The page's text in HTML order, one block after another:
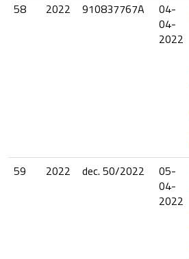
58
2022 910837767A
04-
04-
2022
59
2022 dec. 50/2022
05-
04-
2022